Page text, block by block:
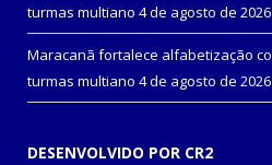
turmas multiano 4 de agosto de 2026
Maracanã fortalece alfabetização
turmas multiano 4 de agosto de 2026
DESENVOLVIDO POR CR2